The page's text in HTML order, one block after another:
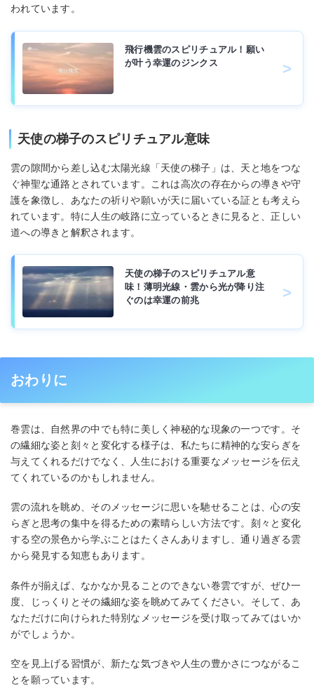
われています。
飛行機雲のスピリチュアル！願い
が叶う幸運のジンクス
天使の梯子のスピリチュアル意味
雲の隙間から差し込む太陽光線「天使の梯子」は、天と地をつな
ぐ神聖な通路とされています。これは高次の存在からの導きや守
護を象徴し、あなたの祈りや願いが天に届いている証とも考えら
れています。特に人生の岐路に立っているときに見ると、正しい
道への導きと解釈されます。
天使の梯子のスピリチュアル意
味！薄明光線・雲から光が降り注
ぐのは幸運の前兆
おわりに
巻雲は、自然界の中でも特に美しく神秘的な現象の一つです。そ
の繊細な姿と刻々と変化する様子は、私たちに精神的な安らぎを
与えてくれるだけでなく、人生における重要なメッセージを伝え
てくれているのかもしれません。
雲の流れを眺め、そのメッセージに思いを馳せることは、心の安
らぎと思考の集中を得るための素晴らしい方法です。刻々と変化
する空の景色から学ぶことはたくさんありますし、通り過ぎる雲
から発見する知恵もあります。
条件が揃えば、なかなか見ることのできない巻雲ですが、ぜひ一
度、じっくりとその繊細な姿を眺めてみてください。そして、あ
なただけに向けられた特別なメッセージを受け取ってみてはいか
がでしょうか。
空を見上げる習慣が、新たな気づきや人生の豊かさにつながるこ
とを願っています。